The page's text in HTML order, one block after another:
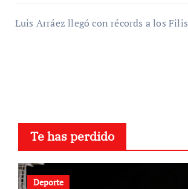
Luis Arráez llegó con récords a los Filis
Te has perdido
Deporte